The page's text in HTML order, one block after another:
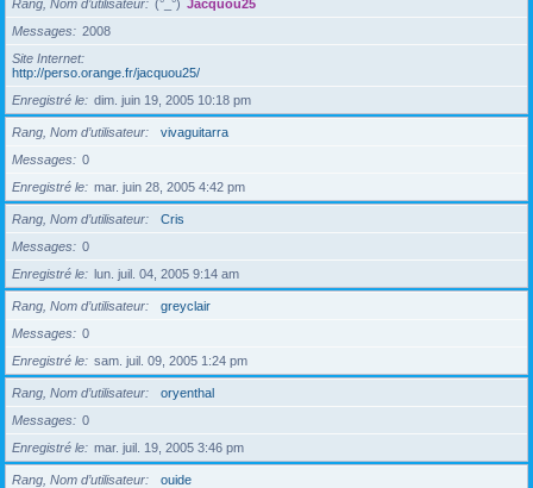
Rang, Nom d’utilisateur (°_°) Jacquou25
Messages
2008
Site Internet
http://perso.orange.fr/jacquou25/
Enregistré le
dim. juin 19, 2005 10:18 pm
Rang, Nom d’utilisateur
vivaguitarra
Messages
0
Enregistré le
mar. juin 28, 2005 4:42 pm
Rang, Nom d’utilisateur
Cris
Messages
0
Enregistré le
lun. juil. 04, 2005 9:14 am
Rang, Nom d’utilisateur
greyclair
Messages
0
Enregistré le
sam. juil. 09, 2005 1:24 pm
Rang, Nom d’utilisateur
oryenthal
Messages
0
Enregistré le
mar. juil. 19, 2005 3:46 pm
Rang, Nom d’utilisateur
ouide